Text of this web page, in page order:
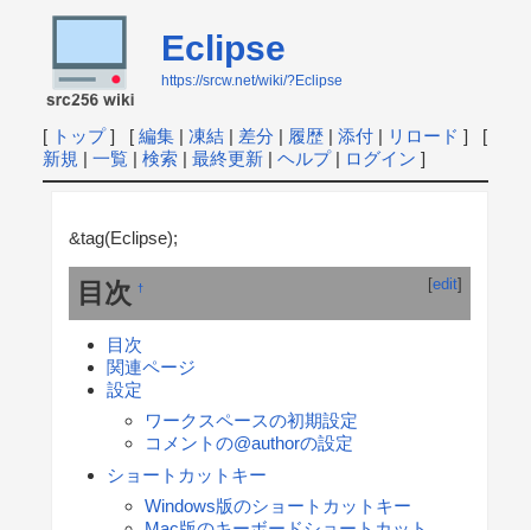
Eclipse
https://srcw.net/wiki/?Eclipse
[ トップ] [ 編集| 凍結| 差分 | 履歴| 添付| リロード ] [
新規 | 一覧| 検索| 最終更新| ヘルプ| ログイン ]
&tag(Eclipse);
目次 † [edit]
目次
関連ページ
設定
ワークスペースの初期設定
コメントの@authorの設定
ショートカットキー
Windows版のショートカットキー